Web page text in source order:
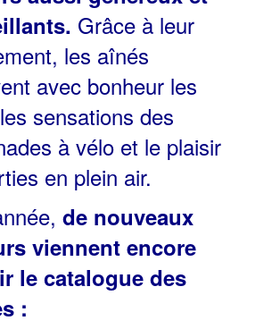
Grâce à leur
les aînés
avec bonheur les
sensations des
à vélo et le plaisir
en plein air.
de nouveaux
viennent encore
le catalogue des
: